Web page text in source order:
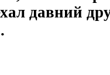
давний